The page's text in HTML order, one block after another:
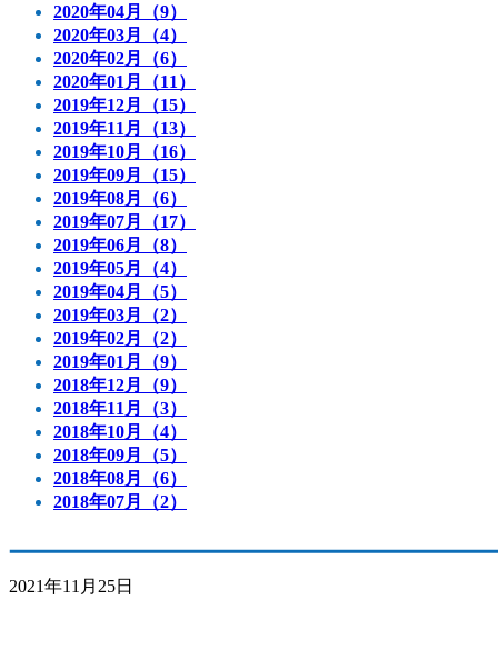
2020年04月（9）
2020年03月（4）
2020年02月（6）
2020年01月（11）
2019年12月（15）
2019年11月（13）
2019年10月（16）
2019年09月（15）
2019年08月（6）
2019年07月（17）
2019年06月（8）
2019年05月（4）
2019年04月（5）
2019年03月（2）
2019年02月（2）
2019年01月（9）
2018年12月（9）
2018年11月（3）
2018年10月（4）
2018年09月（5）
2018年08月（6）
2018年07月（2）
2021年11月25日